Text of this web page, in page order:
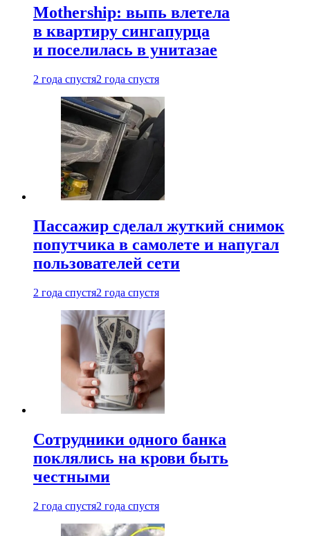
Mothership: выпь влетела
в квартиру сингапурца
и поселилась в унитазае
2 года спустя2 года спустя
Пассажир сделал жуткий снимок
попутчика в самолете и напугал
пользователей сети
2 года спустя2 года спустя
Сотрудники одного банка
поклялись на крови быть
честными
2 года спустя2 года спустя